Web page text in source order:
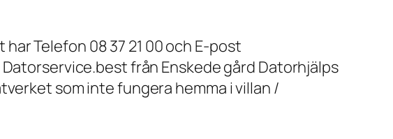
Telefon 08 37 21 00 och E-post
från Enskede gård Datorhjälps
som inte fungera hemma i villan /